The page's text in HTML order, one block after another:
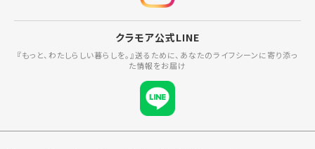
クラモア公式LINE
『もっと、わたしらしい暮らしを。』送るために、あなたのライフシーンに寄り添っ
た情報をお届け